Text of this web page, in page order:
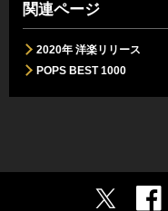
関連ページ
2020年 洋楽リリース
POPS BEST 1000